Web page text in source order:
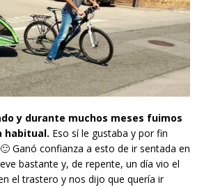
y durante muchos meses fuimos
habitual. Eso sí le gustaba y por fin
Ganó confianza a esto de ir sentada en
bastante y, de repente, un día vio el
el trastero y nos dijo que quería ir